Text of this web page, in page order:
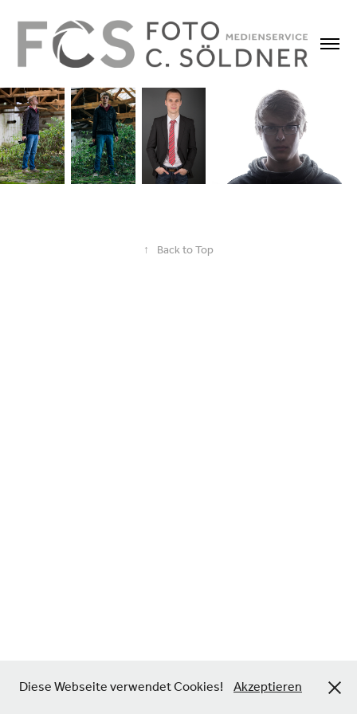
↑ Back to Top
Diese Webseite verwendet Cookies! Akzeptieren